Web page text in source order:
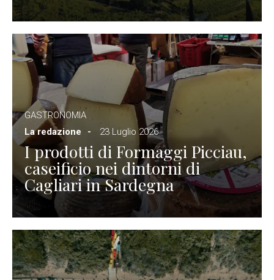
GASTRONOMIA
La redazione
23 Luglio 2026
I prodotti di Formaggi Picciau,
caseificio nei dintorni di
Cagliari in Sardegna